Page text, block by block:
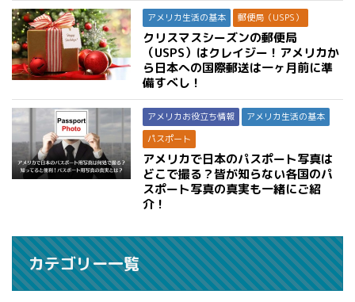
アメリカ生活の基本 郵便局（USPS）
クリスマスシーズンの郵便局
（USPS）はクレイジー！アメリカか
ら日本への国際郵送は一ヶ月前に準
備すべし！
アメリカお役立ち情報
アメリカ生活の基本
パスポート
アメリカで日本のパスポート写真は
どこで撮る？皆が知らない各国のパ
スポート写真の真実も一緒にご紹
介！
カテゴリー一覧